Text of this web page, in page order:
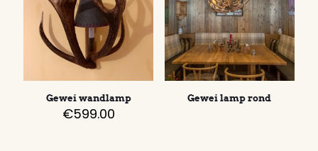
Gewei wandlamp
€599.00
Gewei lamp rond